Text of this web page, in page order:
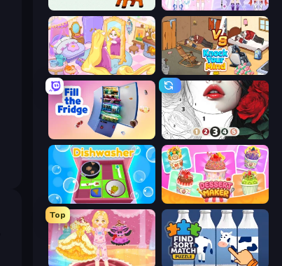
Draw Missing Part | DOP Puzzle Idol Livestream: Fashion Game
Fairy Room - Decor Game Knock Your Mind
Fill The Fridge Numicolor
Dishwasher Dessert Maker
Top